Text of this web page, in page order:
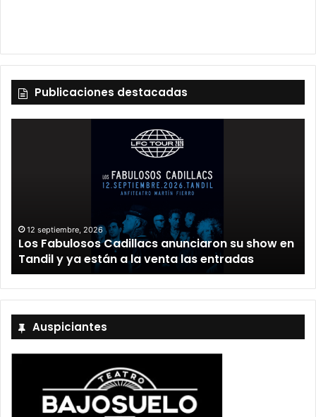
Publicaciones destacadas
12 septiembre, 2026
Los Fabulosos Cadillacs anunciaron su show en
Tandil y ya están a la venta las entradas
Auspiciantes